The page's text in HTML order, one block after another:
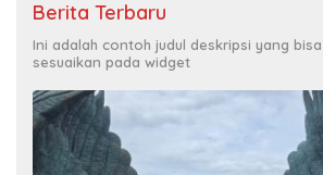
Berita Terbaru
Ini adalah contoh judul deskripsi yang
sesuaikan pada widget